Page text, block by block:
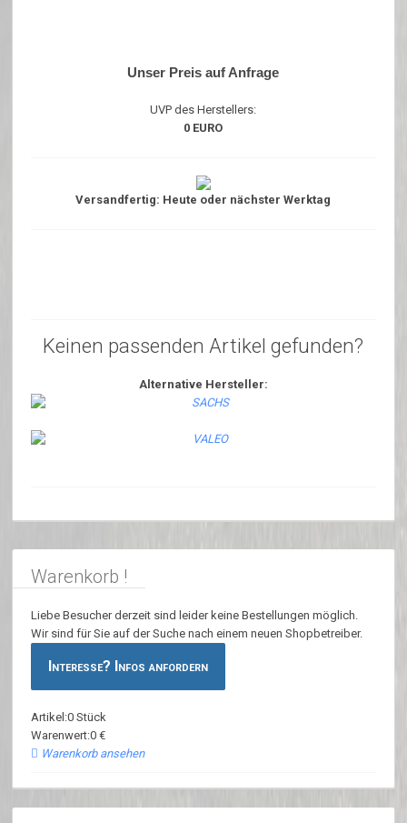
Unser Preis auf Anfrage
UVP des Herstellers:
0 EURO
Versandfertig: Heute oder nächster Werktag
Keinen passenden Artikel gefunden?
Alternative Hersteller:
Warenkorb !
Liebe Besucher derzeit sind leider keine Bestellungen möglich.
Wir sind für Sie auf der Suche nach einem neuen Shopbetreiber.
Interesse? Infos anfordern
Artikel:0 Stück
Warenwert:0 €
Warenkorb ansehen